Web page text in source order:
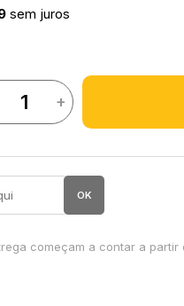
sem juros
+
OK
começam a contar a partir